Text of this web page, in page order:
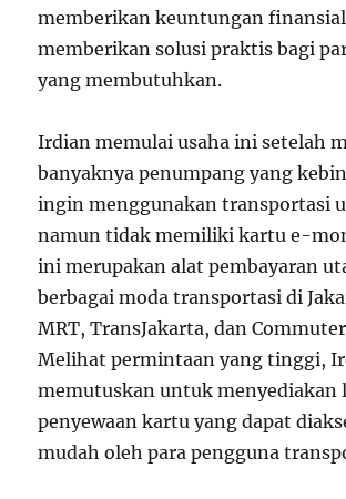
memberikan keuntungan
memberikan solusi praktis bagi
yang membutuhkan.
Irdian memulai usaha ini setelah
banyaknya penumpang yang
ingin menggunakan transportasi
namun tidak memiliki kartu e-
ini merupakan alat pembayaran
berbagai moda transportasi di
MRT, TransJakarta, dan
Melihat permintaan yang tinggi,
memutuskan untuk menyediakan
penyewaan kartu yang dapat
mudah oleh para pengguna